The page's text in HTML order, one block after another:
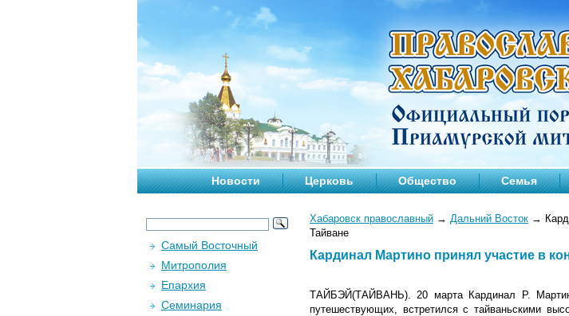
Новости Церковь Общество Семья
Хабаровск православный → Дальний Восток →
Тайване
Кардинал Мартино принял участие в
ТАЙБЭЙ(ТАЙВАНЬ). 20 марта
Кардинал Р.
путешествующих, встретился с тайваньскими
Самый Восточный
Митрополия
Епархия
Семинария